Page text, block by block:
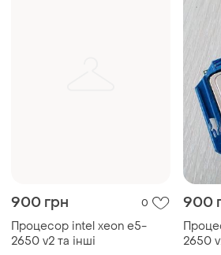
900 грн 0
Процесор intel xeon e5-
2650 v2 та інші
900
2650